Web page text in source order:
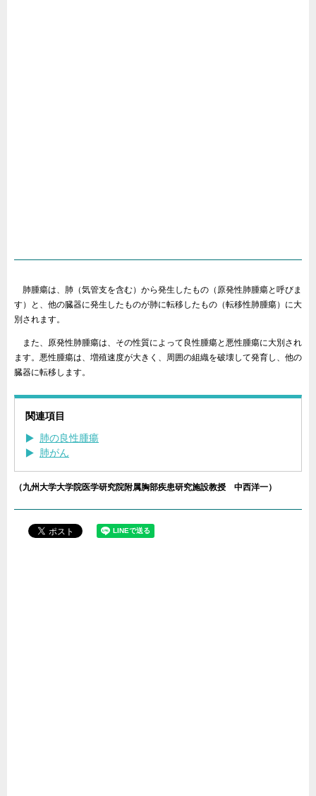
肺腫瘍は、肺（気管支を含む）から発生したもの（原発性肺腫瘍と呼びま
す）と、他の臓器に発生したものが肺に転移したもの（転移性肺腫瘍）に大
別されます。
また、原発性肺腫瘍は、その性質によって良性腫瘍と悪性腫瘍に大別され
ます。悪性腫瘍は、増殖速度が大きく、周囲の組織を破壊して発育し、他の
臓器に転移します。
関連項目
肺の良性腫瘍
肺がん
（九州大学大学院医学研究院附属胸部疾患研究施設教授 中西洋一）